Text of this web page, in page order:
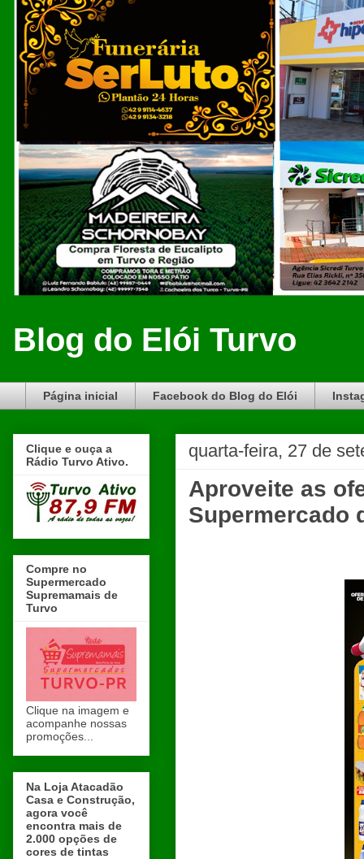
Blog do Elói Turvo
Página inicial Facebook do Blog do Elói
quarta-feira, 27 de
Aproveite as
Supermercado
Clique e ouça a
Rádio Turvo Ativo.
Compre no
Supermercado
Supremamais de
Turvo
Clique na imagem e
acompanhe nossas
promoções...
Na Loja Atacadão
Casa e Construção,
agora você
encontra mais de
2.000 opções de
cores de tintas